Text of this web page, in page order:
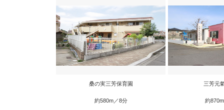
桑の実三芳保育園
約580m／8分
三芳元
約